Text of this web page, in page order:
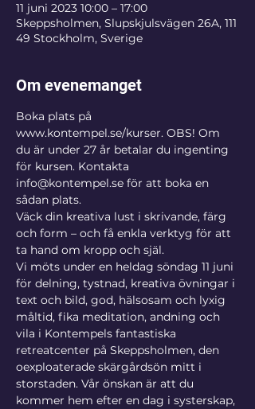
11 juni 2023 10:00 – 17:00
Skeppsholmen, Slupskjulsvägen 26A, 111
49 Stockholm, Sverige
Om evenemanget
Boka plats på
www.kontempel.se/kurser. OBS! Om
du är under 27 år betalar du ingenting
för kursen. Kontakta
info@kontempel.se för att boka en
sådan plats.
Väck din kreativa lust i skrivande, färg
och form – och få enkla verktyg för att
ta hand om kropp och själ.
Vi möts under en heldag söndag 11 juni
för delning, tystnad, kreativa övningar i
text och bild, god, hälsosam och lyxig
måltid, fika meditation, andning och
vila i Kontempels fantastiska
retreatcenter på Skeppsholmen, den
oexploaterade skärgårdsön mitt i
storstaden. Vår önskan är att du
kommer hem efter en dag i systerskap,